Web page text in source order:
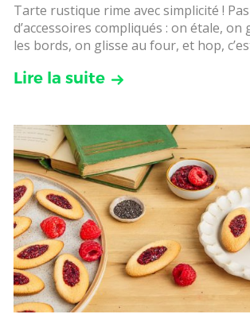
Tarte rustique rime avec simplicité !
d’accessoires compliqués : on étale,
les bords, on glisse au four, et hop,
Lire la suite